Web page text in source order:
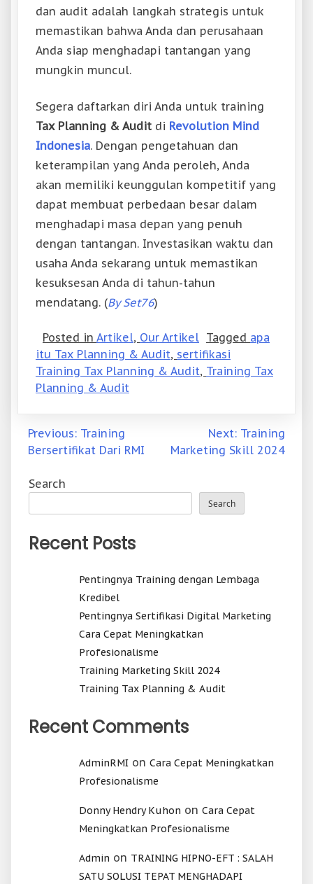
dan audit adalah langkah strategis untuk
memastikan bahwa Anda dan perusahaan
Anda siap menghadapi tantangan yang
mungkin muncul.
Segera daftarkan diri Anda untuk training
Tax Planning & Audit di Revolution Mind
Indonesia. Dengan pengetahuan dan
keterampilan yang Anda peroleh, Anda
akan memiliki keunggulan kompetitif yang
dapat membuat perbedaan besar dalam
menghadapi masa depan yang penuh
dengan tantangan. Investasikan waktu dan
usaha Anda sekarang untuk memastikan
kesuksesan Anda di tahun-tahun
mendatang. (By Set76)
Posted in Artikel, Our Artikel Tagged apa
itu Tax Planning & Audit, sertifikasi
Training Tax Planning & Audit, Training Tax
Planning & Audit
Post
navigation
Previous: Training
Bersertifikat Dari RMI
Next: Training
Marketing Skill 2024
Search
Search
Recent Posts
Pentingnya Training dengan Lembaga
Kredibel
Pentingnya Sertifikasi Digital Marketing
Cara Cepat Meningkatkan
Profesionalisme
Training Marketing Skill 2024
Training Tax Planning & Audit
Recent Comments
AdminRMI on Cara Cepat Meningkatkan
Profesionalisme
Donny Hendry Kuhon on Cara Cepat
Meningkatkan Profesionalisme
Admin on TRAINING HIPNO-EFT : SALAH
SATU SOLUSI TEPAT MENGHADAPI